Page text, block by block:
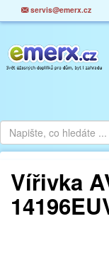
servis@emerx.cz
Vířivka